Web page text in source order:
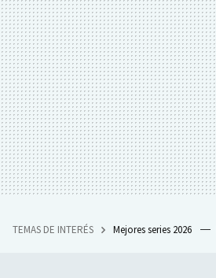
TEMAS DE INTERÉS Mejores series 2026